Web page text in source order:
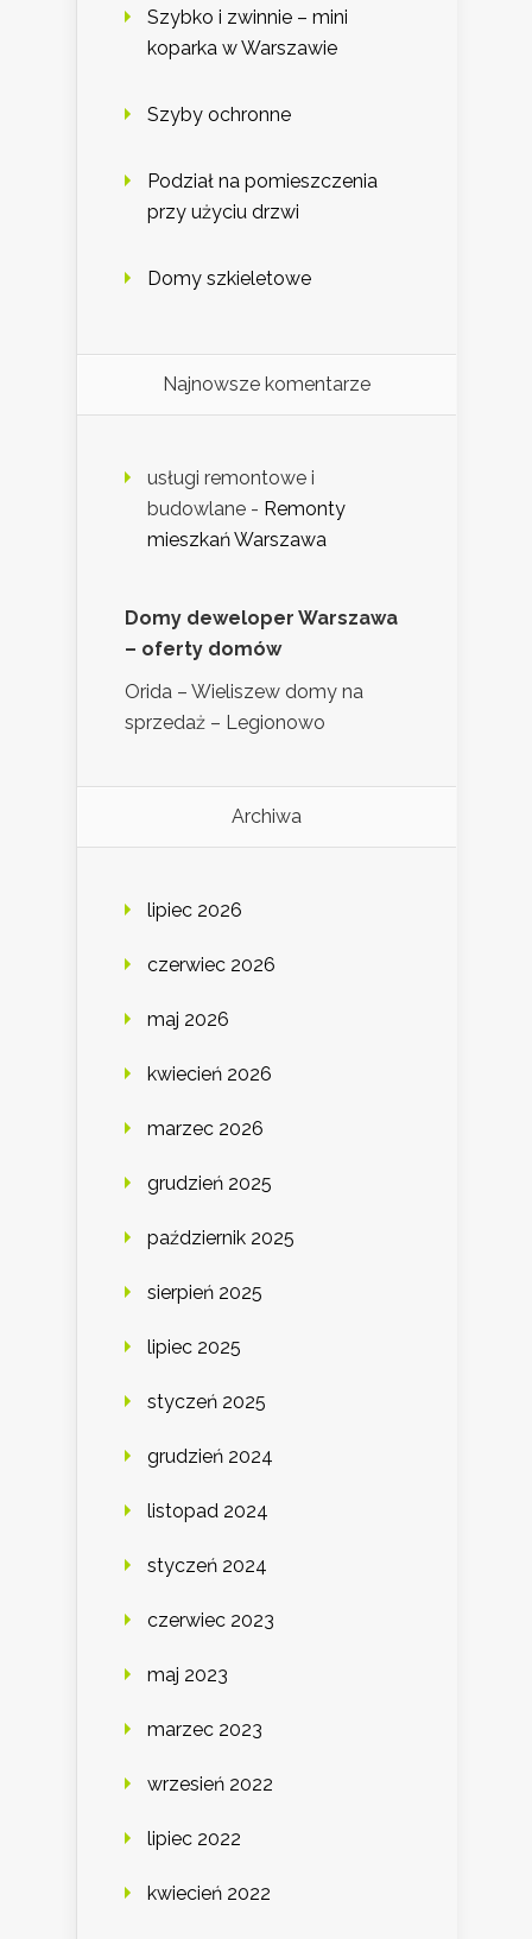
Szybko i zwinnie – mini
koparka w Warszawie
Szyby ochronne
Podział na pomieszczenia
przy użyciu drzwi
Domy szkieletowe
Najnowsze komentarze
usługi remontowe i
budowlane - Remonty
mieszkań Warszawa
Domy deweloper Warszawa
– oferty domów
Orida – Wieliszew domy na
sprzedaż – Legionowo
Archiwa
lipiec 2026
czerwiec 2026
maj 2026
kwiecień 2026
marzec 2026
grudzień 2025
październik 2025
sierpień 2025
lipiec 2025
styczeń 2025
grudzień 2024
listopad 2024
styczeń 2024
czerwiec 2023
maj 2023
marzec 2023
wrzesień 2022
lipiec 2022
kwiecień 2022